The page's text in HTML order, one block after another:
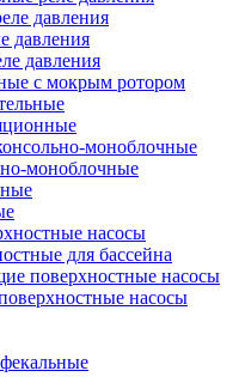
давления
давления
давления
с мокрым ротором
моноблочные
моноблочные
насосы
для бассейна
поверхностные насосы
насосы